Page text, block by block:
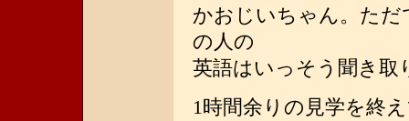
かおじいちゃん。た
の人の
英語はいっそう聞き取
1時間余りの見学を終